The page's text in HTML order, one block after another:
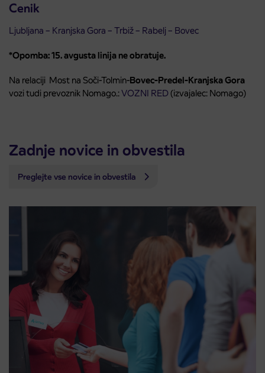
Cenik
Ljubljana – Kranjska Gora – Trbiž – Rabelj – Bovec
*Opomba: 15. avgusta linija ne obratuje.
Na relaciji Most na Soči-Tolmin-Bovec-Predel-Kranjska Gora
vozi tudi prevoznik Nomago.:VOZNI RED (izvajalec: Nomago)
Zadnje novice in obvestila
Preglejte vse novice in obvestila